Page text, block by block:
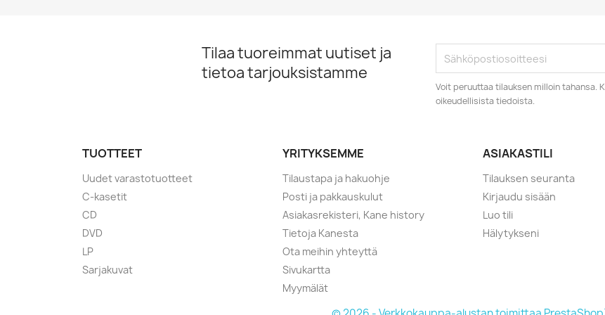
Tilaa tuoreimmat uutiset ja
tietoa tarjouksistamme
Voit peruuttaa tilauksen milloin tahansa.
oikeudellisista tiedoista.
TUOTTEET
Uudet varastotuotteet
C-kasetit
CD
DVD
LP
Sarjakuvat
YRITYKSEMME
Tilaustapa ja hakuohje
Posti ja pakkauskulut
Asiakasrekisteri, Kane history
Tietoja Kanesta
Ota meihin yhteyttä
Sivukartta
Myymälät
ASIAKASTILI
Tilauksen seuranta
Kirjaudu sisään
Luo tili
Hälytykseni